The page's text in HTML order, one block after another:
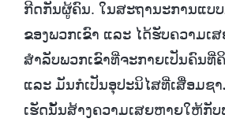
ກີດກັນຜູ້ຄົນ. ໃນສະຖານະການແບ
ຂອງພວກເຂົາ ແລະ ໄດ້ຮັບຄວາມເ
ສຳລັບພວກເຂົາທີ່ຈະກາຍເປັນຄົນ
ແລະ ມັນກໍເປັນອຸປະນິໄສທີ່ເສື່ອມຊ
ເຮັດນັ້ນສ້າງຄວາມເສຍຫາຍໃຫ້ກັ